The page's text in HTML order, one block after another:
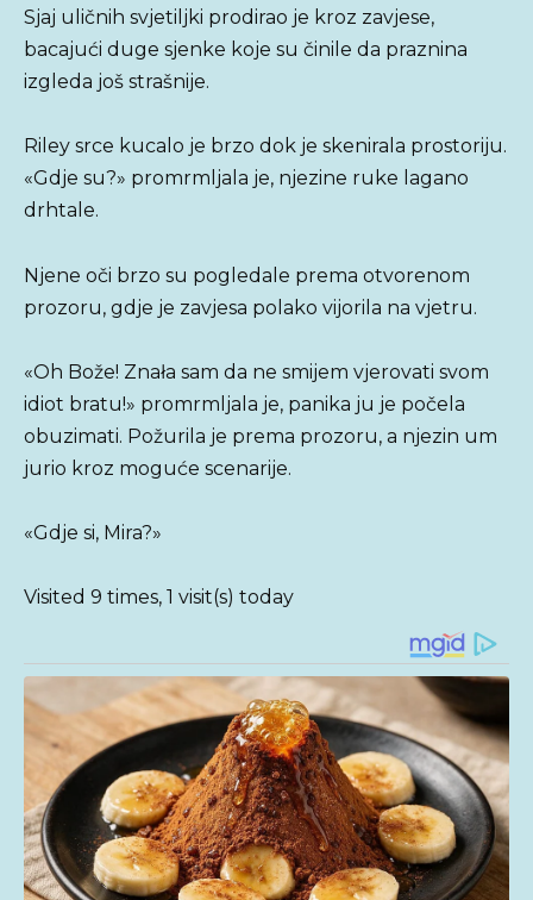
Sjaj uličnih svjetiljki prodirao je kroz zavjese,
bacajući duge sjenke koje su činile da praznina
izgleda još strašnije.
Riley srce kucalo je brzo dok je skenirala prostoriju.
«Gdje su?» promrmljala je, njezine ruke lagano
drhtale.
Njene oči brzo su pogledale prema otvorenom
prozoru, gdje je zavjesa polako vijorila na vjetru.
«Oh Bože! Znała sam da ne smijem vjerovati svom
idiot bratu!» promrmljala je, panika ju je počela
obuzimati. Požurila je prema prozoru, a njezin um
jurio kroz moguće scenarije.
«Gdje si, Mira?»
Visited 9 times, 1 visit(s) today